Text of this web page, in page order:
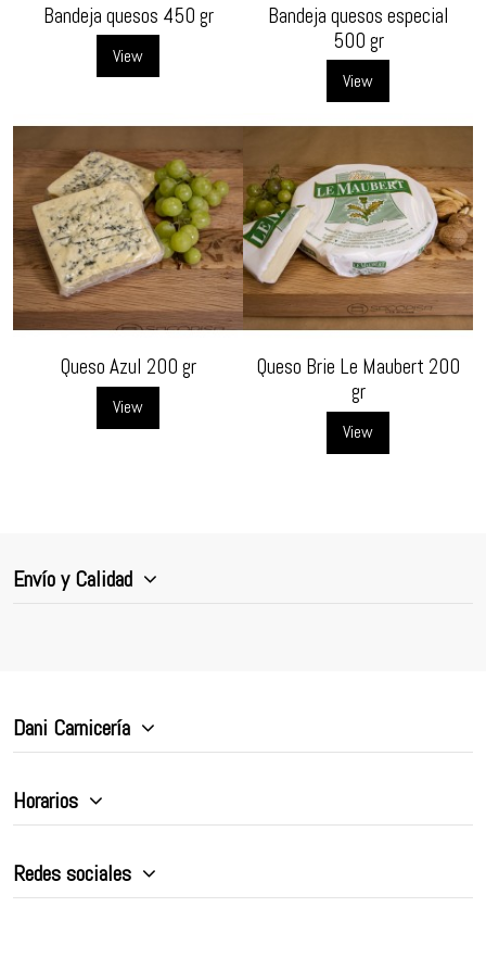
Bandeja quesos 450 gr
View
Bandeja quesos especial
500 gr
View
Queso Azul 200 gr
View
Queso Brie Le Maubert 200
gr
View
Envío y Calidad
Dani Carnicería
Horarios
Redes sociales